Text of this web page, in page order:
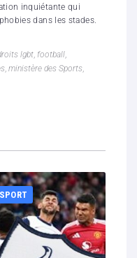
inquiétante qui
dans les stades.
lgbt, football,
, ministère des Sports,
SPORT